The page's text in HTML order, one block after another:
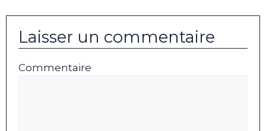
Laisser un commentaire
Commentaire